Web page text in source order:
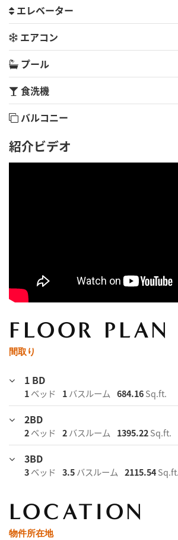
エレベーター
エアコン
プール
食洗機
バルコニー
紹介ビデオ
FLOOR PLAN
間取り
1 BD
1ベッド 1バスルーム 684.16Sq.ft.
2BD
2ベッド 2バスルーム 1395.22Sq.ft.
3BD
3ベッド 3.5バスルーム 2115.54Sq.ft.
LOCATION
物件所在地